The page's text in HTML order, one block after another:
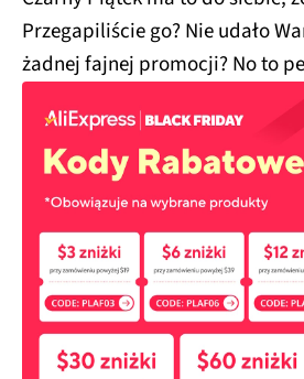
Przegapiliście go? Nie udało
żadnej fajnej promocji? No to